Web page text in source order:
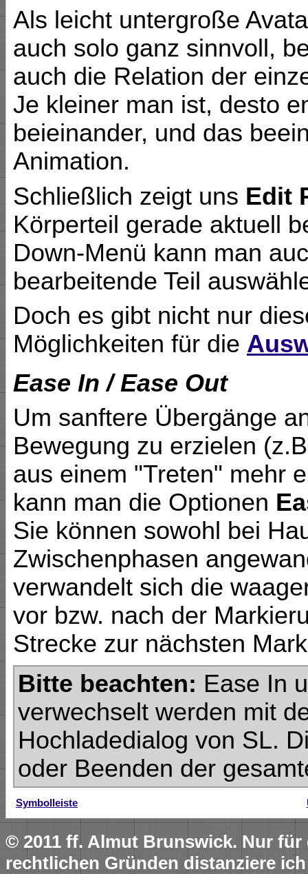
Als leicht untergroße
auch solo ganz sinnvoll,
auch die Relation der
Je kleiner man ist, desto
beieinander, und das
Animation.
Schließlich zeigt uns Edit
Körperteil gerade aktuell
Down-Menü kann man
bearbeitende Teil
Doch es gibt nicht nur
Möglichkeiten für die
Ease In / Ease Out
Um sanftere Übergänge
Bewegung zu erzielen
aus einem "Treten" mehr
kann man die Optionen
Sie können sowohl bei
Zwischenphasen
verwandelt sich die
vor bzw. nach der
Strecke zur nächsten
Bitte beachten: Ease In
verwechselt werden mit
Hochladedialog von SL.
oder Beenden der
Symbolleiste
© 2011 ff. Almut Brunswick. Nur
rechtlichen Gründen distanziere